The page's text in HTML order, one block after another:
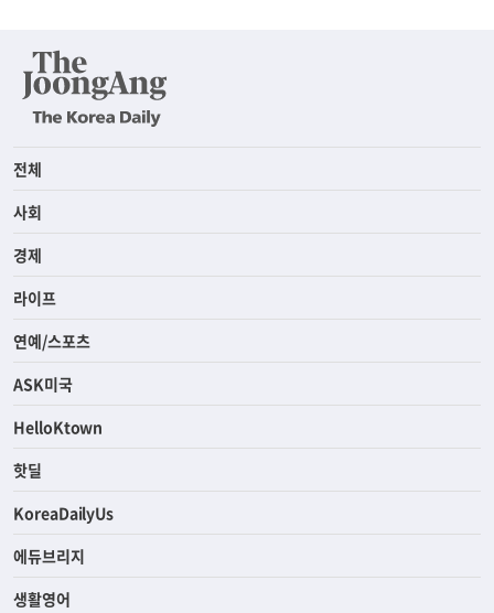
전체
사회
경제
라이프
연예/스포츠
ASK미국
HelloKtown
핫딜
KoreaDailyUs
에듀브리지
생활영어